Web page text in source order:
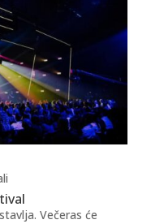
Večeras će